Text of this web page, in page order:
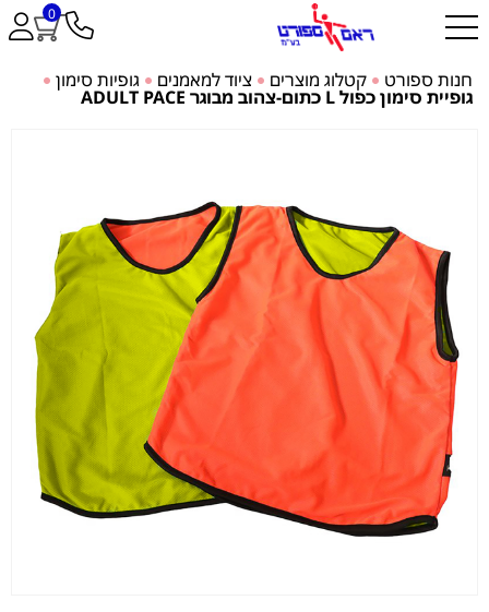
0
חנות ספורט קטלוג מוצרים ציוד למאמנים גופיות סימון
גופיית סימון כפול L כתום-צהוב מבוגר ADULT PACE